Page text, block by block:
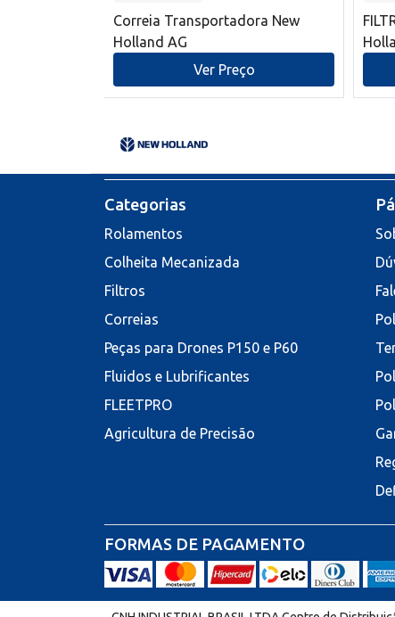
Correia Transportadora New
Holland AG
Ver Preço
Categorias
Rolamentos
Colheita Mecanizada
Filtros
Correias
Peças para Drones P150 e P60
Fluidos e Lubrificantes
FLEETPRO
Agricultura de Precisão
FORMAS DE PAGAMENTO